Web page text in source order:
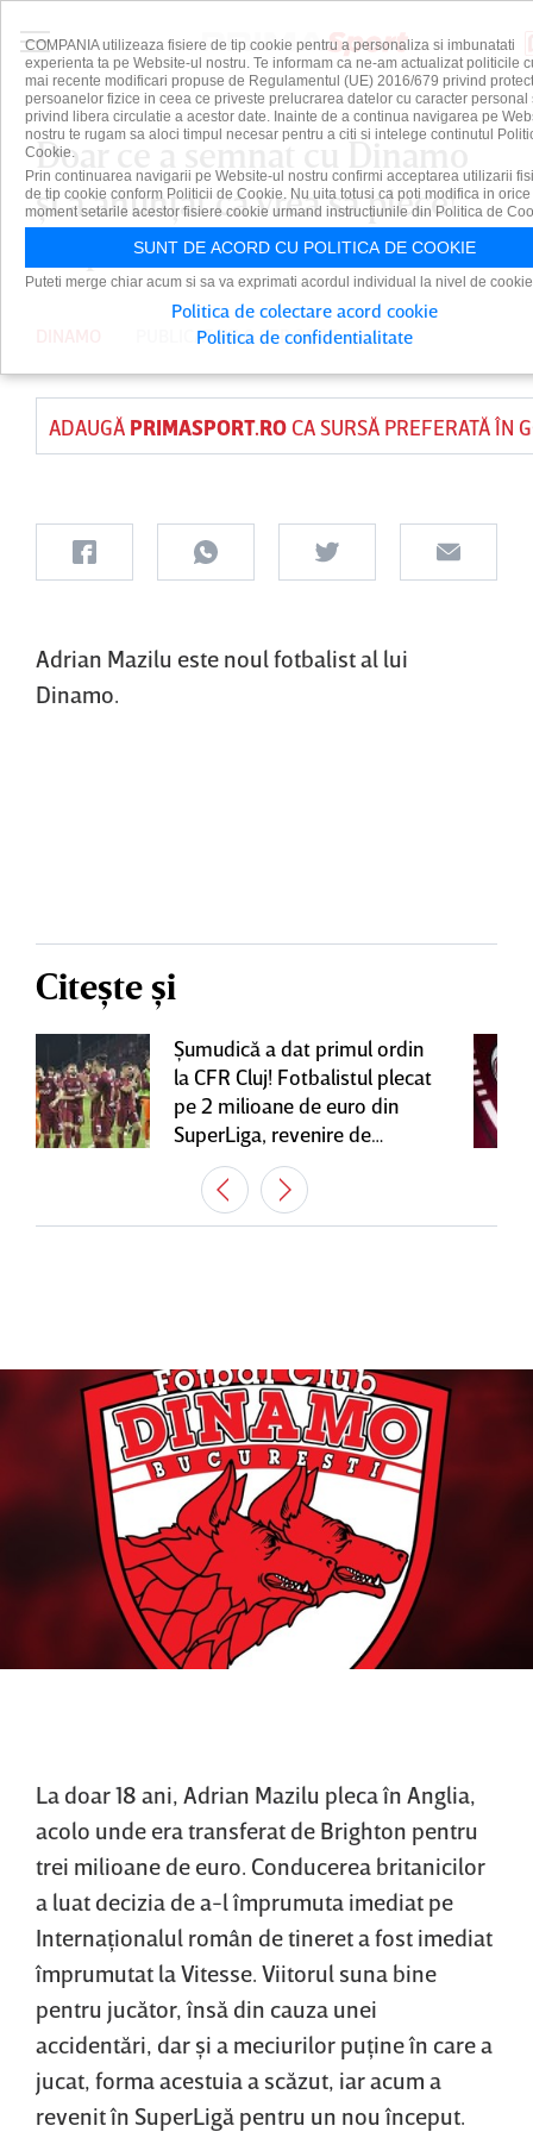
Doar ce a semnat cu Dinamo
şi a anunţat că vrea să plece!
Surpriză în tabăra ”Câinilor”
PUBLICAT PE 9 SEP 2025
ADAUGĂ PRIMASPORT.ROCA SURSĂ PREFERATĂ ÎN
Adrian Mazilu este noul fotbalist al lui
Dinamo.
Citește și
Şumudică a dat primul ordin
la CFR Cluj! Fotbalistul plecat
pe 2 milioane de euro din
SuperLiga, revenire de
senzaţie în Gruia
La doar 18 ani, Adrian Mazilu pleca în Anglia,
acolo unde era transferat de Brighton pentru
trei milioane de euro. Conducerea britanicilor
a luat decizia de a-l împrumuta imediat pe
Internaţionalul român de tineret a fost imediat
împrumutat la Vitesse. Viitorul suna bine
pentru jucător, însă din cauza unei
accidentări, dar şi a meciurilor puţine în care a
jucat, forma acestuia a scăzut, iar acum a
revenit în SuperLigă pentru un nou început.
COMPANIA utilizeaza fisiere de tip cookie pentru a personaliza si imbunatati
experienta ta pe Website-ul nostru. Te informam ca ne-am actualizat politicile
mai recente modificari propuse de Regulamentul (UE) 2016/679 privind
persoanelor fizice in ceea ce priveste prelucrarea datelor cu caracter personal
privind libera circulatie a acestor date. Inainte de a continua navigarea pe
nostru te rugam sa aloci timpul necesar pentru a citi si intelege continutul
Cookie.
Prin continuarea navigarii pe Website-ul nostru confirmi acceptarea utilizarii
de tip cookie conform Politicii de Cookie. Nu uita totusi ca poti modifica in orice
moment setarile acestor fisiere cookie urmand instructiunile din Politica de
SUNT DE ACORD CU POLITICA DE COOKIE
Puteti merge chiar acum si sa va exprimati acordul individual la nivel de
Politica de colectare acord cookie
Politica de confidentialitate